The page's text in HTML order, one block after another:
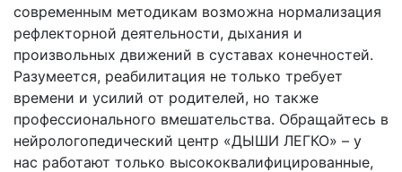
современным методикам возможна нормализация
рефлекторной деятельности, дыхания и
произвольных движений в суставах конечностей.
Разумеется, реабилитация не только требует
времени и усилий от родителей, но также
профессионального вмешательства. Обращайтесь в
нейрологопедический центр «ДЫШИ ЛЕГКО» – у
нас работают только высококвалифицированные,